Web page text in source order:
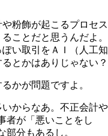
粉飾が起こるプロセス
ことだと思うんだよ。
い取引をＡＩ（人工知
とかはありじゃない？
かが問題ですよ。
からなあ。不正会計や
者が「悪いことをし
部分もあるし。